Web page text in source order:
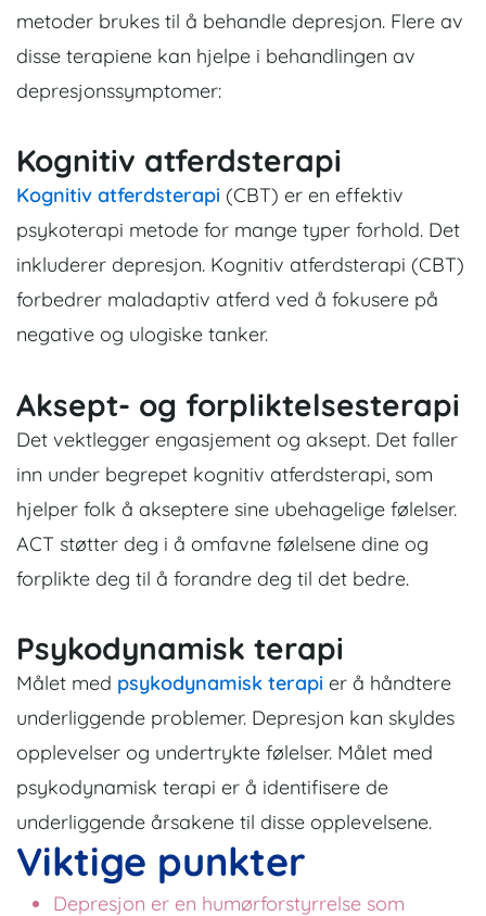
metoder brukes til å behandle depresjon. Flere av
disse terapiene kan hjelpe i behandlingen av
depresjonssymptomer:
Kognitiv atferdsterapi
Kognitiv atferdsterapi (CBT) er en effektiv
psykoterapi metode for mange typer forhold. Det
inkluderer depresjon. Kognitiv atferdsterapi (CBT)
forbedrer maladaptiv atferd ved å fokusere på
negative og ulogiske tanker.
Aksept- og forpliktelsesterapi
Det vektlegger engasjement og aksept. Det faller
inn under begrepet kognitiv atferdsterapi, som
hjelper folk å akseptere sine ubehagelige følelser.
ACT støtter deg i å omfavne følelsene dine og
forplikte deg til å forandre deg til det bedre.
Psykodynamisk terapi
Målet med psykodynamisk terapi er å håndtere
underliggende problemer. Depresjon kan skyldes
opplevelser og undertrykte følelser. Målet med
psykodynamisk terapi er å identifisere de
underliggende årsakene til disse opplevelsene.
Viktige punkter
Depresjon er en humørforstyrrelse som